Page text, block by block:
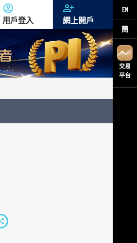
EN
簡
交易
平台
用戶登入 網上開戶
S